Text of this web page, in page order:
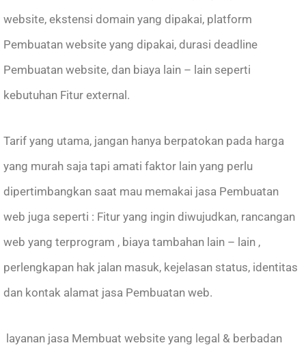
website, ekstensi domain yang dipakai, platform
Pembuatan website yang dipakai, durasi deadline
Pembuatan website, dan biaya lain – lain seperti
kebutuhan Fitur external.
Tarif yang utama, jangan hanya berpatokan pada harga
yang murah saja tapi amati faktor lain yang perlu
dipertimbangkan saat mau memakai jasa Pembuatan
web juga seperti : Fitur yang ingin diwujudkan, rancangan
web yang terprogram , biaya tambahan lain – lain ,
perlengkapan hak jalan masuk, kejelasan status, identitas
dan kontak alamat jasa Pembuatan web.
layanan jasa Membuat website yang legal & berbadan